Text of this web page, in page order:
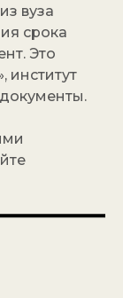
вуза
срока
Это
институт